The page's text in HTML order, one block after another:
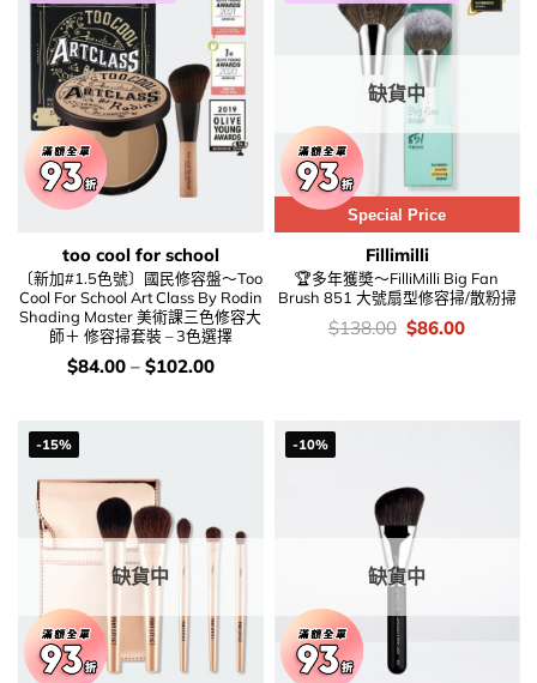
too cool for school
〔新加#1.5色號〕國民修容盤～Too
Cool For School Art Class By Rodin
Shading Master 美術課三色修容大
師＋ 修容掃套裝 – 3色選擇
價
錢：
$84.00– $102.00
Special Price
缺貨中
Fillimilli
🏆多年獲奬～FilliMilli Big Fan
Brush 851 大號扇型修容掃/散粉掃
價
錢：
$138.00 Original
price
$86.00Current
-15%
缺貨中
-10%
缺貨中